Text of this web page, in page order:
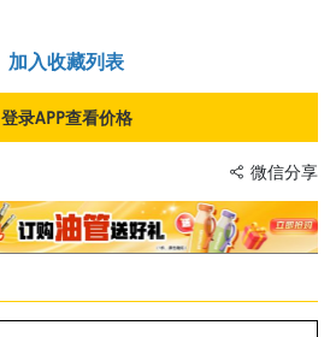
加入收藏列表
登录APP查看价格
微信分享